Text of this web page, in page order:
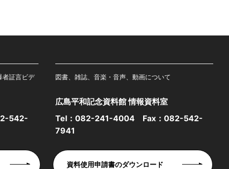
者証言ビデ
542-
図書、雑誌、音楽・音声、動画について
広島平和記念資料館 情報資料室
Tel： 082-241-4004 Fax：082-542-
7941
資料使用申請書のダウンロード